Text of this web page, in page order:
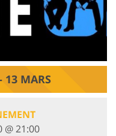
13 MARS
@ 21:00